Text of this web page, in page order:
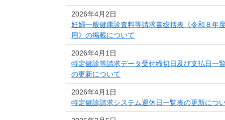
2026年4月2日
妊婦一般健康診査料等請求書総括表《令和８年
用》の掲載について
2026年4月1日
特定健診等請求データ受付締切日及び支払日一
の更新について
2026年4月1日
特定健診請求システム運休日一覧表の更新につ